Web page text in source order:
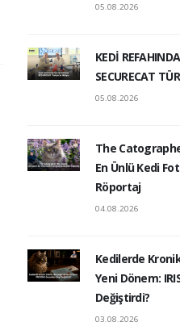
05.08.2026
KEDİ
SECURECAT
05.08.2026
The
En Ünlü Kedi
Röportaj
04.08.2026
Kedilerde
Yeni Dönem:
Değiştirdi?
03.08.2026